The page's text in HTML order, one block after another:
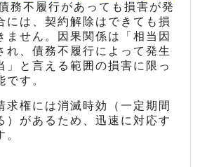
務不履行があっても損害が発
には、契約解除はできても損
ません。因果関係は「相当因
れ、債務不履行によって発生
」と言える範囲の損害に限っ
です。
求権には消滅時効（一定期間
）があるため、迅速に対応す
。